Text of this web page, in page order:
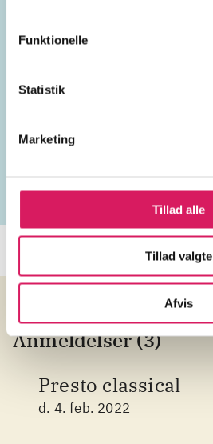
Funktionelle
Statistik
Marketing
Tillad alle
Tillad valgte
Afvis
strygeorkester
1900-tallet
2010'erne
Anmeldelser (3)
Presto classical
d. 4. feb. 2022